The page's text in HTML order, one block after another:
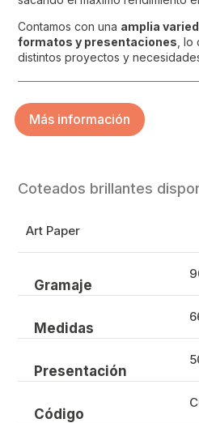
Contamos con una amplia
formatos y presentaciones ,
distintos proyectos y
Más información
Coteados brillantes
Art Paper
Gramaje
Medidas
Presentación
Código